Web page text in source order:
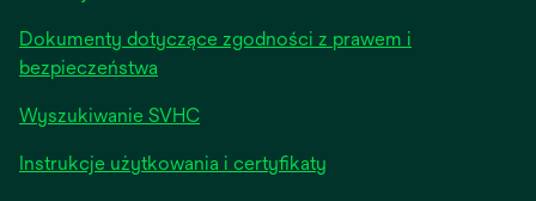
Dokumenty dotyczące zgodności z prawem i
bezpieczeństwa
Wyszukiwanie SVHC
Instrukcje użytkowania i certyfikaty